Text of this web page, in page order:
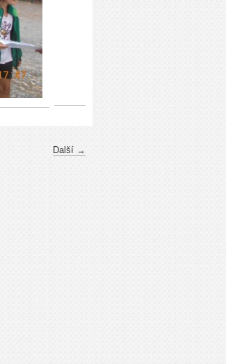
Další →